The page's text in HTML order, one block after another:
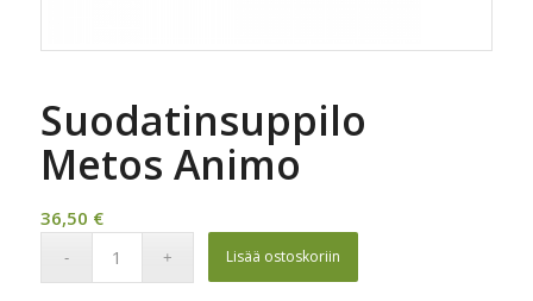
Suodatinsuppilo
Metos Animo
36,50 €
Lisää ostoskoriin